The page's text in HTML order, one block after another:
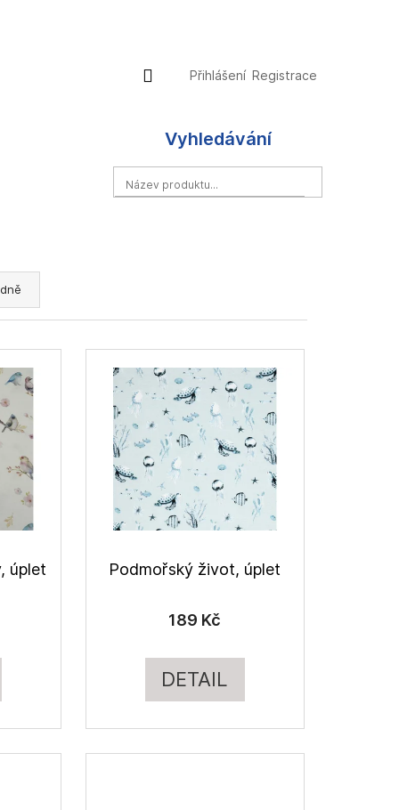
Přihlášení
Přihlášení Registrace
Vyhledávání
úplet Podmořský život, úplet
189 Kč
DETAIL